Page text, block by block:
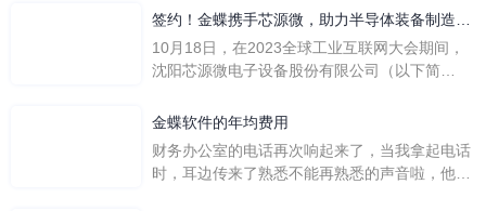
一个好用的医药管理系统软件应具备以下特点。
地进行操作。 复杂的
签约！金蝶携手芯源微，助力半导体装备制造领
先企业迈向世界
10月18日，在2023全球工业互联网大会期间，
沈阳芯源微电子设备股份有限公司（以下简
下简称“金蝶”）在辽宁沈阳签署战略合作协议。
营管控平台，从而实现公司产研一体化、业财一
体化，提升公司整体业务水平。
金蝶软件的年均费用
财务办公室的电话再次响起来了，当我拿起电话
时，耳边传来了熟悉不能再熟悉的声音啦，他就